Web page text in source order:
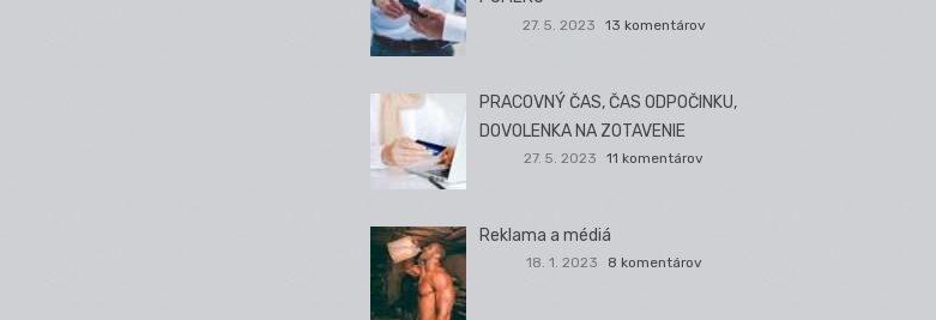
27. 5. 2023 13 komentárov
PRACOVNÝ ČAS, ČAS ODPOČINKU,
DOVOLENKA NA ZOTAVENIE
27. 5. 2023 11 komentárov
Reklama a médiá
18. 1. 2023 8 komentárov